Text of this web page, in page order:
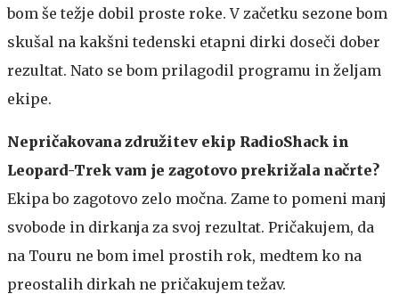
bom še težje dobil proste roke. V začetku sezone bom
skušal na kakšni tedenski etapni dirki doseči dober
rezultat. Nato se bom prilagodil programu in željam
ekipe.
Nepričakovana združitev ekip RadioShack in
Leopard-Trek vam je zagotovo prekrižala načrte?
Ekipa bo zagotovo zelo močna. Zame to pomeni manj
svobode in dirkanja za svoj rezultat. Pričakujem, da
na Touru ne bom imel prostih rok, medtem ko na
preostalih dirkah ne pričakujem težav.